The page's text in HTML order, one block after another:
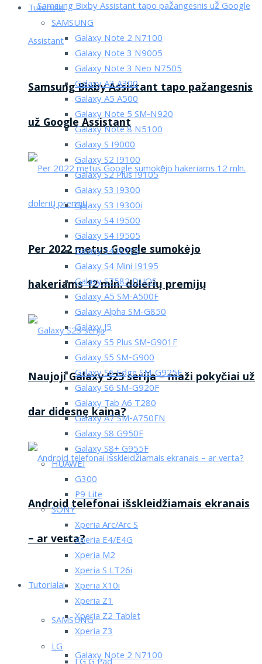
Samsung Bixby Assistant tapo pažangesnis
už Google Assistant
Per 2022 metus Google sumokėjo
hakeriams 12 mln. dolerių premijų
Naujoji Galaxy S23 serija – maži pokyčiai už
dar didesnę kaina?
Android telefonai išskleidžiamais ekranais
– ar verta?
Tutorialai
SAMSUNG
Galaxy Note 2 N7100
Tutorialai
SAMSUNG
Galaxy Note 2 N7100
Galaxy Note 3 N9005
Galaxy Note 3 Neo N7505
Galaxy A3 A300
Galaxy A5 A500
Galaxy Note 5 SM-N920
Galaxy Note 8 N5100
Galaxy S I9000
Galaxy S2 I9100
Galaxy S2 Plus I9105
Galaxy S3 I9300
Galaxy S3 I9300i
Galaxy S4 I9500
Galaxy S4 I9505
Galaxy S4 i9515
Galaxy S4 Mini I9195
Galaxy S7582 DUOS
Galaxy A5 SM-A500F
Galaxy Alpha SM-G850
Galaxy J5
Galaxy S5 Plus SM-G901F
Galaxy S5 SM-G900
Galaxy S6 Edge SM-G925F
Galaxy S6 SM-G920F
Galaxy Tab A6 T280
Galaxy A7 SM-A750FN
Galaxy S8 G950F
Galaxy S8+ G955F
HUAWEI
G300
P9 Lite
SONY
Xperia Arc/Arc S
Xperia E4/E4G
Xperia M2
Xperia S LT26i
Xperia X10i
Xperia Z1
Xperia Z2 Tablet
Xperia Z3
LG